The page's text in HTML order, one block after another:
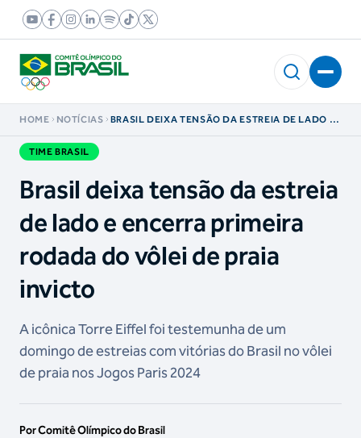
HOME NOTÍCIAS
BRASIL DEIXA TENSÃO DA ESTREIA DE LADO E
TIME BRASIL
Brasil deixa tensão da estreia
de lado e encerra primeira
rodada do vôlei de praia
invicto
A icônica Torre Eiffel foi testemunha de um
domingo de estreias com vitórias do Brasil no vôlei
de praia nos Jogos Paris 2024
Por Comitê Olímpico do Brasil